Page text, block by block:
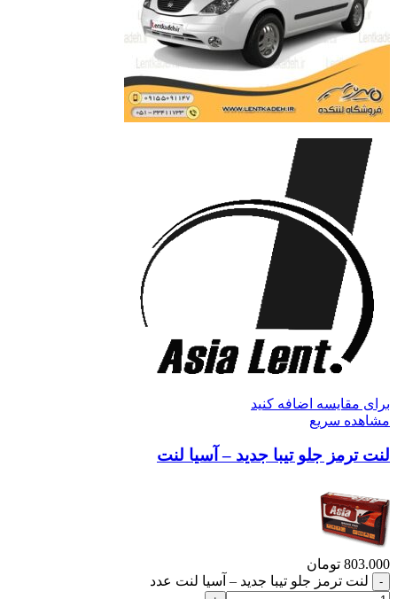
برای مقایسه اضافه کنید
مشاهده سریع
لنت ترمز جلو تیبا جدید – آسیا لنت
803.000 تومان
لنت ترمز جلو تیبا جدید – آسیا لنت عدد